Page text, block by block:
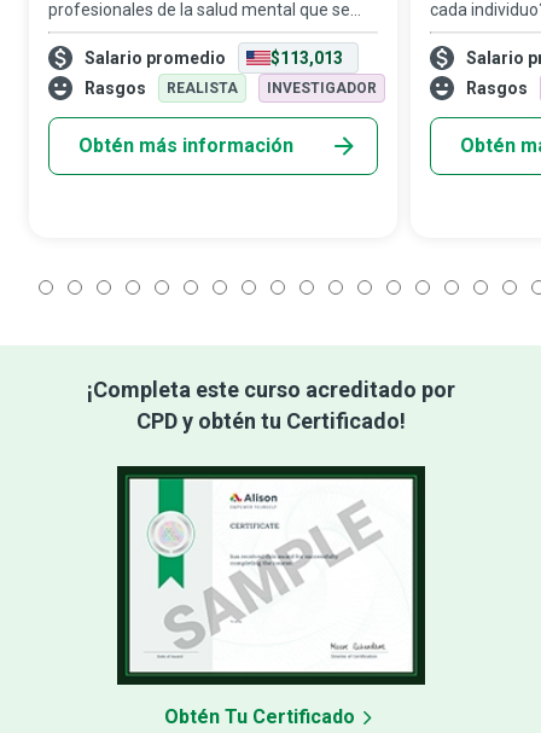
profesionales de la salud mental que se
especializan en tratar a pacientes con
crisis emocionales, estrés, ansiedad y
trastornos de conducta. Sus principales
Salario promedio
$113,013
Rasgos
REALISTA INVESTIGADOR
Obtén más información
cada
de la vida?
buscan
Salario
Rasgos
Obtén
¡Completa este curso acreditado por
CPD y obtén tu Certificado!
Obtén Tu Certificado